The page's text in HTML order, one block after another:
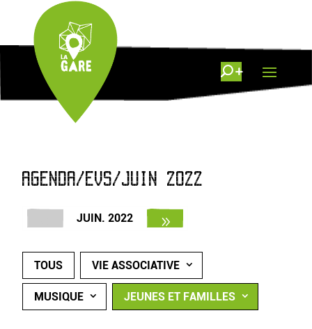
AGENDA/EVS/JUIN 2022
JUIN. 2022
TOUS VIE ASSOCIATIVE
MUSIQUE JEUNES ET FAMILLES